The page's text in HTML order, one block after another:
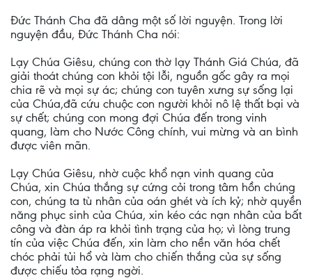
Đức Thánh Cha đã dâng một số lời nguyện. Trong lời
nguyện đầu, Đức Thánh Cha nói:
Lạy Chúa Giêsu, chúng con thờ lạy Thánh Giá Chúa, đã
giải thoát chúng con khỏi tội lỗi, nguồn gốc gây ra mọi
chia rẽ và mọi sự ác; chúng con tuyên xưng sự sống lại
của Chúa,đã cứu chuộc con người khỏi nô lệ thất bại và
sự chết; chúng con mong đợi Chúa đến trong vinh
quang, làm cho Nước Công chính, vui mừng và an bình
được viên mãn.
Lạy Chúa Giêsu, nhờ cuộc khổ nạn vinh quang của
Chúa, xin Chúa thắng sự cứng cỏi trong tâm hồn chúng
con, chúng ta tù nhân của oán ghét và ích kỷ; nhờ quyền
năng phục sinh của Chúa, xin kéo các nạn nhân của bất
công và đàn áp ra khỏi tình trạng của họ; vì lòng trung
tín của việc Chúa đến, xin làm cho nền văn hóa chết
chóc phải tủi hổ và làm cho chiến thắng của sự sống
được chiếu tỏa rạng ngời.